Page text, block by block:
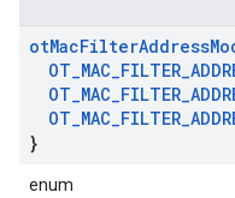
otMacFilterAddress
OT_MAC_FILTER_
OT_MAC_FILTER_
OT_MAC_FILTER_
}
enum